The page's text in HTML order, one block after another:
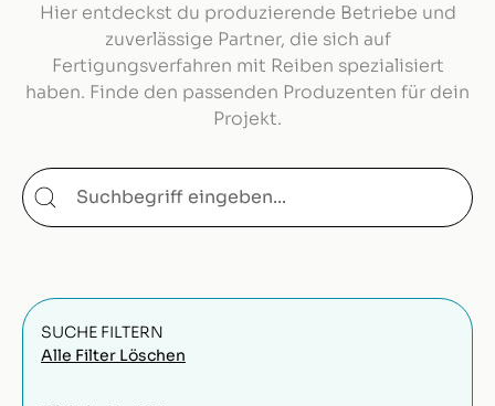
Hier entdeckst du produzierende Betriebe und
zuverlässige Partner, die sich auf
Fertigungsverfahren mit Reiben spezialisiert
haben. Finde den passenden Produzenten für dein
Projekt.
SUCHE FILTERN
Alle Filter Löschen